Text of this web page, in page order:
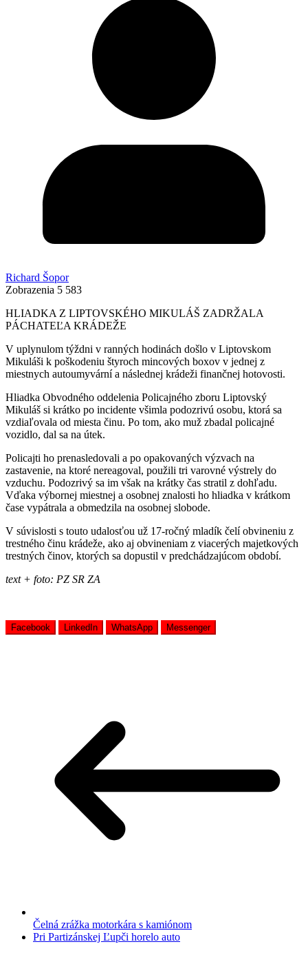
Richard Šopor
Zobrazenia 5 583
HLIADKA Z LIPTOVSKÉHO MIKULÁŠ ZADRŽALA
PÁCHATEĽA KRÁDEŽE
V uplynulom týždni v ranných hodinách došlo v Liptovskom
Mikuláši k poškodeniu štyroch mincových boxov v jednej z
miestnych autoumyvární a následnej krádeži finančnej hotovosti.
Hliadka Obvodného oddelenia Policajného zboru Liptovský
Mikuláš si krátko po incidente všimla podozrivú osobu, ktorá sa
vzdiaľovala od miesta činu. Po tom, ako muž zbadal policajné
vozidlo, dal sa na útek.
Policajti ho prenasledovali a po opakovaných výzvach na
zastavenie, na ktoré nereagoval, použili tri varovné výstrely do
vzduchu. Podozrivý sa im však na krátky čas stratil z dohľadu.
Vďaka výbornej miestnej a osobnej znalosti ho hliadka v krátkom
čase vypátrala a obmedzila na osobnej slobode.
V súvislosti s touto udalosťou už 17-ročný mladík čelí obvineniu z
trestného činu krádeže, ako aj obvineniam z viacerých majetkových
trestných činov, ktorých sa dopustil v predchádzajúcom období.
text + foto: PZ SR ZA
Facebook LinkedIn WhatsApp Messenger
Čelná zrážka motorkára s kamiónom
Pri Partizánskej Ľupči horelo auto